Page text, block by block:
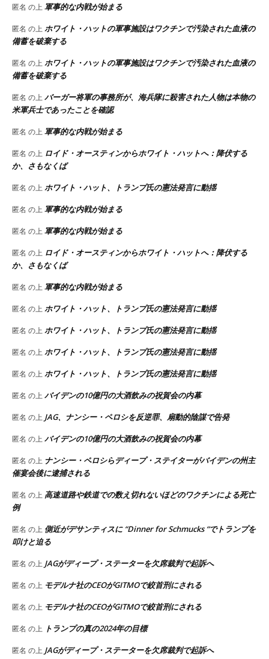
匿名 の上 軍事的な内戦が始まる
匿名 の上 ホワイト・ハットの軍事施設はワクチンで汚染された血液の
備蓄を破棄する
匿名 の上 ホワイト・ハットの軍事施設はワクチンで汚染された血液の
備蓄を破棄する
匿名 の上 バーガー将軍の事務所が、海兵隊に殺害された人物は本物の
米軍兵士であったことを確認
匿名 の上 軍事的な内戦が始まる
匿名 の上 ロイド・オースティンからホワイト・ハットへ：降伏する
か、さもなくば
匿名 の上 ホワイト・ハット、トランプ氏の憲法発言に動揺
匿名 の上 軍事的な内戦が始まる
匿名 の上 軍事的な内戦が始まる
匿名 の上 ロイド・オースティンからホワイト・ハットへ：降伏する
か、さもなくば
匿名 の上 軍事的な内戦が始まる
匿名 の上 ホワイト・ハット、トランプ氏の憲法発言に動揺
匿名 の上 ホワイト・ハット、トランプ氏の憲法発言に動揺
匿名 の上 ホワイト・ハット、トランプ氏の憲法発言に動揺
匿名 の上 ホワイト・ハット、トランプ氏の憲法発言に動揺
匿名 の上 バイデンの10億円の大酒飲みの祝賀会の内幕
匿名 の上 JAG、ナンシー・ペロシを反逆罪、扇動的陰謀で告発
匿名 の上 バイデンの10億円の大酒飲みの祝賀会の内幕
匿名 の上 ナンシー・ペロシらディープ・ステイターがバイデンの州主
催宴会後に逮捕される
匿名 の上 高速道路や鉄道での数え切れないほどのワクチンによる死亡
例
匿名 の上 側近がデサンティスに “Dinner for Schmucks “でトランプを
叩けと迫る
匿名 の上 JAGがディープ・ステーターを欠席裁判で起訴へ
匿名 の上 モデルナ社のCEOがGITMOで絞首刑にされる
匿名 の上 モデルナ社のCEOがGITMOで絞首刑にされる
匿名 の上 トランプの真の2024年の目標
匿名 の上 JAGがディープ・ステーターを欠席裁判で起訴へ